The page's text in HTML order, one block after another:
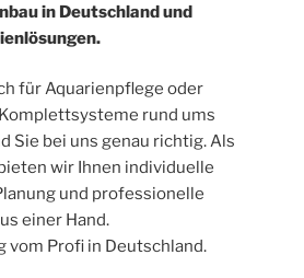
in Deutschland und
für Aquarienpflege oder
rund ums
Sie bei uns genau richtig. Als
wir Ihnen individuelle
und professionelle
einer Hand.
vom Profi in Deutschland.